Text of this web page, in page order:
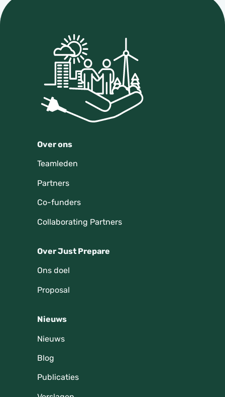
Over ons
Teamleden
Partners
Co-funders
Collaborating Partners
Over Just Prepare
Ons doel
Proposal
Nieuws
Nieuws
Blog
Publicaties